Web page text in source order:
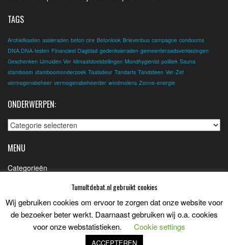
TAGS
Archiefkasten assieraden beton cire Betonlook Brievenbus campagne condooms
DNA.DNA-testen Financieel Dagblad gedenksieraden gemeenteraadsverkiezingen
Geschenken IJmuiden Ver klimaatdoelstellingen Mondhygienist politiek Sauna
stamboom stamboomonderzoek Taatsdeur Tandarts Tandsteen Ver-Zet
vermogensbeheer vermogensbeheerder windmolens Zonne-energie
ONDERWERPEN:
Onderwerpen:
MENU
Categorieën
Partners
Privacybeleid
Tumultdebat.nl gebruikt cookies
Wij gebruiken cookies om ervoor te zorgen dat onze website voor
de bezoeker beter werkt. Daarnaast gebruiken wij o.a. cookies
voor onze webstatistieken.
Cookie settings
ACCEPTEREN